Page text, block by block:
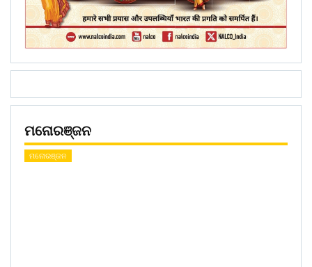
ମନୋରଞ୍ଜନ
ମନୋରଞ୍ଜନ